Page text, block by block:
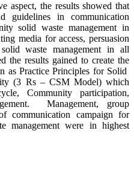
the results showed that
guidelines in communication
solid waste management in
media for access, persuasion
waste management in all
the results gained to create the
as Practice Principles for Solid
(3 Rs – CSM Model) which
Community participation,
Management, group
communication campaign for
management were in highest